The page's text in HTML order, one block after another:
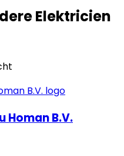
Elektricien
Homan B.V.